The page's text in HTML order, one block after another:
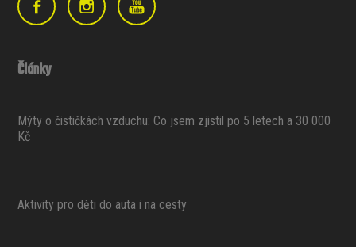
Články
Mýty o čističkách vzduchu: Co jsem zjistil po 5 letech a 30 000
Kč
Aktivity pro děti do auta i na cesty